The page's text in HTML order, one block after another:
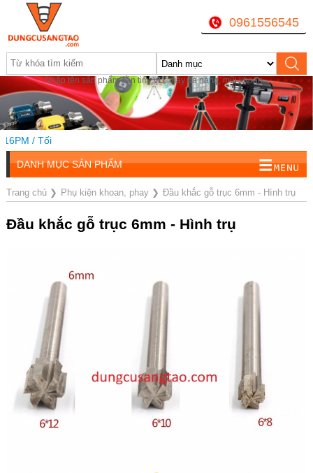
Nhập tên sản phẩm cần tìm, VD: máy đa năng, mũi khoan...
0961556545
/ Tối
DANH MỤC SẢN PHẨM
Trang chủ❯ Phụ kiện khoan, phay❯ Đầu khắc gỗ trục 6mm - Hình trụ
Đầu khắc gỗ trục 6mm - Hình trụ